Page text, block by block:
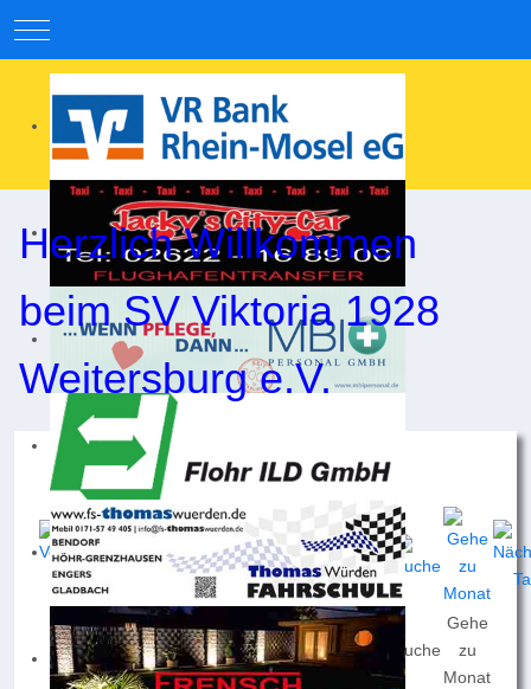
Mobile Menu Toggle
Herzlich Willkommen
beim SV Viktoria 1928
Weitersburg e.V.
Nach
Jahr
Nach
Monat
Nach
Woche
Heute Suche
Gehe
zu
Monat